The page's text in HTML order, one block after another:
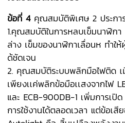
ข้อที่ 4 คุณสมบัติพิเศษ 2 ประกา
1.คุณสมบัติในการหลบเข็มนาฬิก
ล่าง เข็มของนาฬิกาเลื่อนห ทำให้
ด้ชัดเจน
2. คุณสมบัติระบบพลิกมือไฟติด เ
เพียงเเค่พลิกข้อมือเเสงจากไฟ
และ ECB-900DB-1 เพิ่มการเปิ
การใช้งานได้ตลอดเวลา แต่ข้อเ